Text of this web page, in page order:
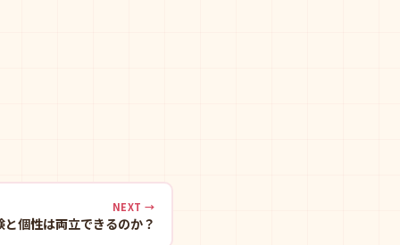
NEXT →
と個性は両立できるのか？